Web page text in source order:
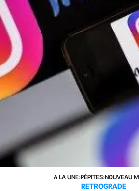
A LA UNE›PÉPITES›NOUVEAU
RETROGRADE